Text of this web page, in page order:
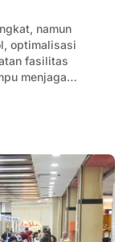
namun
optimalisasi
fasilitas
menjaga